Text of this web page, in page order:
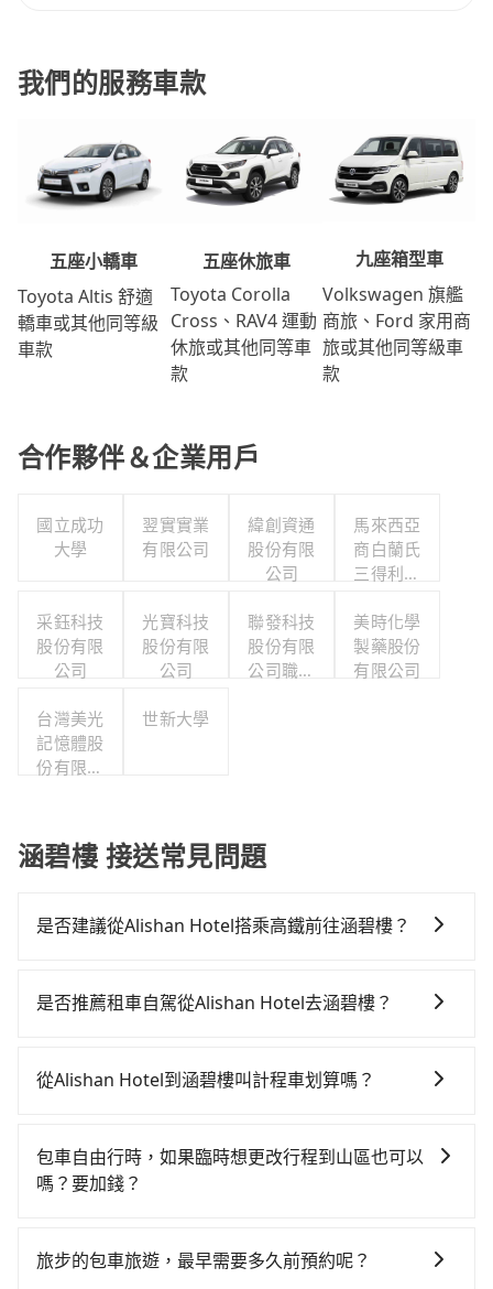
我們的服務車款
五座小轎車
Toyota Altis 舒適
轎車或其他同等級
車款
五座休旅車
Toyota Corolla
Cross、RAV4 運動
休旅或其他同等車
款
九座箱型車
Volkswagen 旗艦
商旅、Ford 家用商
旅或其他同等級車
款
合作夥伴＆企業用戶
國立成功
大學
翌實實業
有限公司
緯創資通
股份有限
公司
馬來西亞
商白蘭氏
三得利股
司台灣分
公司
采鈺科技
股份有限
公司
光寶科技
股份有限
公司
聯發科技
股份有限
公司職工
美時化學
製藥股份
有限公司
台灣美光
記憶體股
份有限公
世新大學
涵碧樓 接送常見問題
是否建議從Alishan Hotel搭乘高鐵前往涵碧樓？
時，且難叫計程車前往高鐵站！從最早06:21一直到
鐵站，叫一輛計程車花費約2,600元、車程約142分鐘。
嘉義站前往台中高鐵站，每人票價380元，再用10分鐘
出站、等待車站前排班的計程車，搭上小黃後約花70分
交通費總計5,480元。不過嘉義縣領有合法執照的計程車
是否推薦租車自駕從Alishan Hotel去涵碧樓？
時不需要閉目養神（因為要自己開車），最重要的是你
$115~205承租小轎車，每公里再額外加收$3.2，從
Alishan Hotel到涵碧樓的花費預估為$1,700~2,300（金
用預估進去，但額外的汽車保險與可能的罰單都需自
從Alishan Hotel到涵碧樓叫計程車划算嗎？
灣大車隊。依照里程跳錶計算，價格約為2,175~3,300元
間。不過嘉義縣僅有合法計程車約330輛，計程車密度為
樓所在的南投縣的計程車更難叫，，建議事先做好規
包車自由行時，如果臨時想更改行程到山區也可以
嗎？要加錢？
旅步可能會根據行經的路線是否超過海拔1500公尺來進
旅步的包車旅遊，最早需要多久前預約呢？